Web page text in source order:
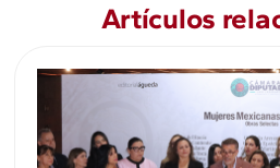
Artículos